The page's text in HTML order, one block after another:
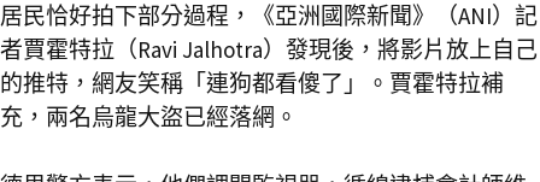
居民恰好拍下部分過程，《亞洲國際新聞》（ANI）記
者賈霍特拉（Ravi Jalhotra）發現後，將影片放上自己
的推特，網友笑稱「連狗都看傻了」。賈霍特拉補
充，兩名烏龍大盜已經落網。